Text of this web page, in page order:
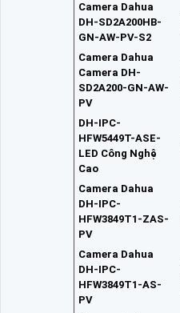
Camera Dahua
DH-SD2A200HB-
GN-AW-PV-S2
Camera Dahua
Camera DH-
SD2A200-GN-AW-
PV
DH-IPC-
HFW5449T-ASE-
LED Công Nghệ
Cao
Camera Dahua
DH-IPC-
HFW3849T1-ZAS-
PV
Camera Dahua
DH-IPC-
HFW3849T1-AS-
PV